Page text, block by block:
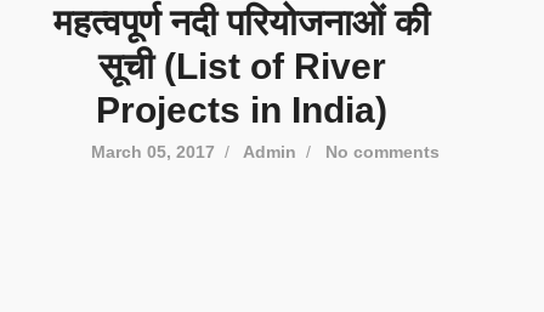
महत्वपूर्ण नदी परियोजनाओं की
सूची (List of River
Projects in India)
March 05, 2017 / Admin / No comments